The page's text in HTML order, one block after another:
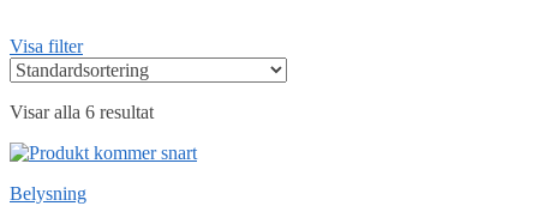
Visa filter
Visar alla 6 resultat
Belysning